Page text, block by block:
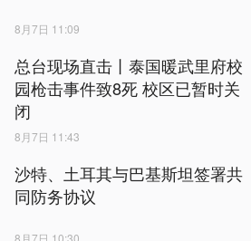
8月7日 11:09
总台现场直击丨泰国暖武里府校
园枪击事件致8死 校区已暂时关
闭
8月7日 11:43
沙特、土耳其与巴基斯坦签署共
同防务协议
8月7日 10:30